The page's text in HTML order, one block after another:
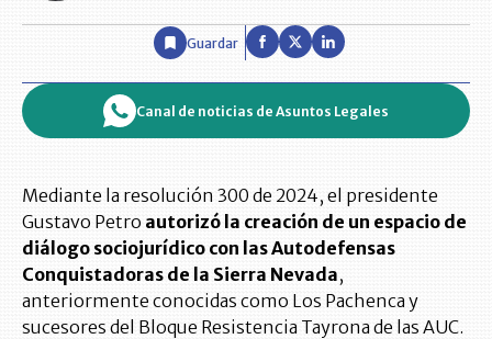
Guardar
Canal de noticias de Asuntos Legales
Mediante la resolución 300 de 2024, el presidente
Gustavo Petro autorizó la creación de un espacio de
diálogo sociojurídico con las Autodefensas
Conquistadoras de la Sierra Nevada,
anteriormente conocidas como Los Pachenca y
sucesores del Bloque Resistencia Tayrona de las AUC.